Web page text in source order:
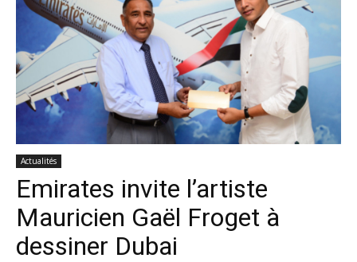
Actualités
Emirates invite l’artiste
Mauricien Gaël Froget à
dessiner Dubai